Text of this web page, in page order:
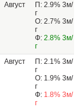
Август
П: 2.9% 3м/
г
О: 2.7% 3м/
г
Ф: 2.8% 3м/
г
Август
П: 2.1% 3м/
г
О: 1.9% 3м/
г
Ф: 1.8% 3м/
г